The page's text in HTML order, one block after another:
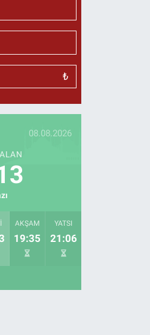
₺
08.08.2026
AKŞAM
19:35
YATSI
21:06